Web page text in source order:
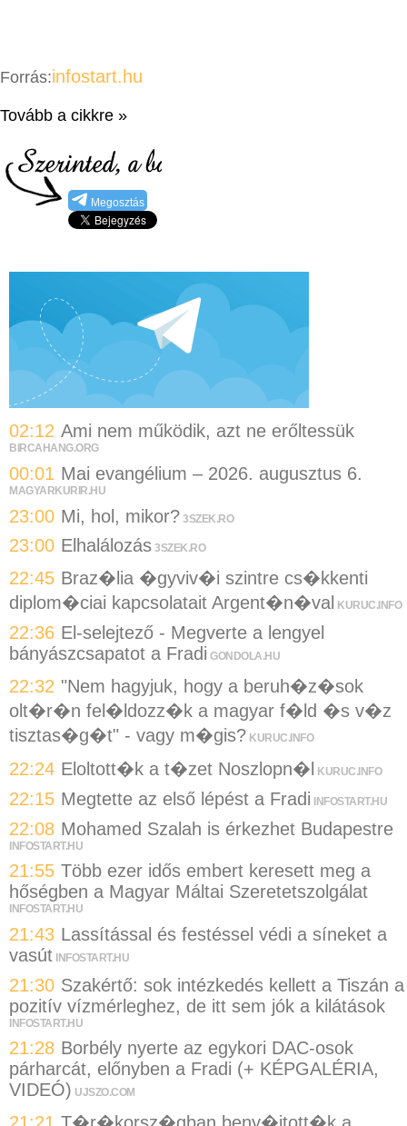
Forrás:infostart.hu
Tovább a cikkre »
Megosztás
02:12 Ami nem működik, azt ne erőltessük
BIRCAHANG.ORG
00:01 Mai evangélium – 2026. augusztus 6.
MAGYARKURIR.HU
23:00 Mi, hol, mikor? 3SZEK.RO
23:00 Elhalálozás 3SZEK.RO
22:45 Braz�lia �gyviv�i szintre cs�kkenti
diplom�ciai kapcsolatait Argent�n�val KURUC.INFO
22:36 El-selejtező - Megverte a lengyel
bányászcsapatot a Fradi GONDOLA.HU
22:32 "Nem hagyjuk, hogy a beruh�z�sok
olt�r�n fel�ldozz�k a magyar f�ld �s v�z
tisztas�g�t" - vagy m�gis? KURUC.INFO
22:24 Eloltott�k a t�zet Noszlopn�l KURUC.INFO
22:15 Megtette az első lépést a Fradi INFOSTART.HU
22:08 Mohamed Szalah is érkezhet Budapestre
INFOSTART.HU
21:55 Több ezer idős embert keresett meg a
hőségben a Magyar Máltai Szeretetszolgálat
INFOSTART.HU
21:43 Lassítással és festéssel védi a síneket a
vasút INFOSTART.HU
21:30 Szakértő: sok intézkedés kellett a Tiszán a
pozitív vízmérleghez, de itt sem jók a kilátások
INFOSTART.HU
21:28 Borbély nyerte az egykori DAC-osok
párharcát, előnyben a Fradi (+ KÉPGALÉRIA,
VIDEÓ) UJSZO.COM